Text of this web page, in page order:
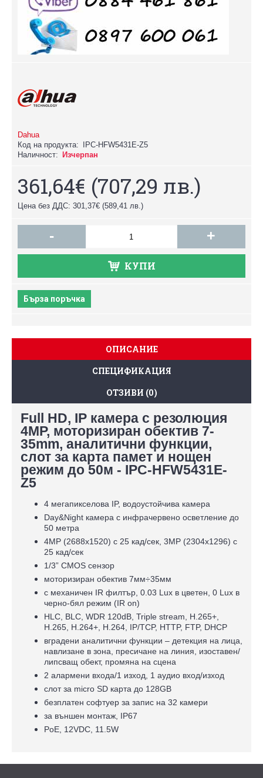
Dahua
Код на продукта:
IPC-HFW5431E-Z5
Наличност:
Изчерпан
361,64€ (707,29 лв.)
Цена без ДДС: 301,37€ (589,41 лв.)
- +
КУПИ
Бърза поръчка
ОПИСАНИЕ
СПЕЦИФИКАЦИЯ
ОТЗИВИ (0)
Full HD, IP камера с резолюция
4MP, моторизиран обектив 7-
35mm, аналитични функции,
слот за карта памет и нощен
режим до 50м - IPC-HFW5431E-
Z5
4 мегапикселова IP, водоустойчива камера
Day&Night камера с инфрачервено осветление до
50 метра
4MP (2688x1520) с 25 кад/сек, 3MP (2304x1296) с
25 кад/сек
1/3” CMOS сензор
моторизиран обектив 7мм÷35мм
с механичен IR филтър, 0.03 Lux в цветен, 0 Lux в
черно-бял режим (IR on)
HLC, BLC, WDR 120dB, Triple stream, H.265+,
H.265, H.264+, H.264, IP/TCP, HTTP, FTP, DHCP
вградени аналитични функции – детекция на лица,
навлизане в зона, пресичане на линия, изоставен/
липсващ обект, промяна на сцена
2 алармени входa/1 изход, 1 аудио вход/изход
слот за micro SD карта до 128GB
безплатен софтуер за запис на 32 камери
за външен монтаж, IP67
PoE, 12VDC, 11.5W